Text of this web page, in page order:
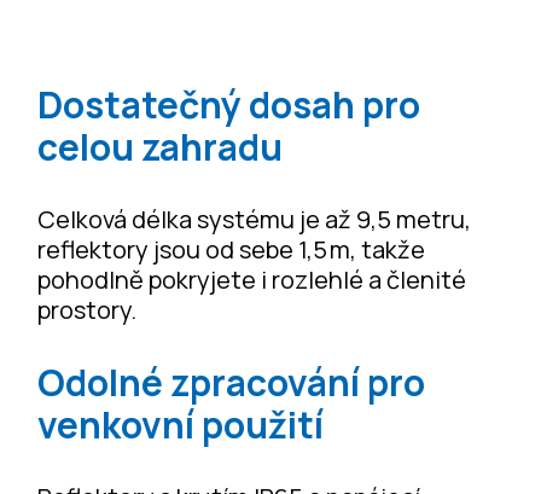
Dostatečný dosah pro
celou zahradu
Celková délka systému je až 9,5 metru,
reflektory jsou od sebe 1,5 m, takže
pohodlně pokryjete i rozlehlé a členité
prostory.
Odolné zpracování pro
venkovní použití